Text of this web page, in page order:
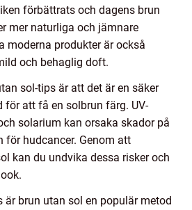
förbättrats och dagens brun
mer naturliga och jämnare
moderna produkter är också
och behaglig doft.
sol-tips är att det är en säker
för att få en solbrun färg. UV-
solarium kan orsaka skador på
för hudcancer. Genom att
kan du undvika dessa risker och
brun utan sol en populär metod